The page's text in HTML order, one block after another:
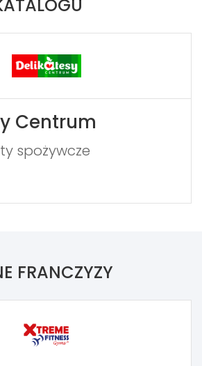
Centrum
spożywcze
FRANCZYZY